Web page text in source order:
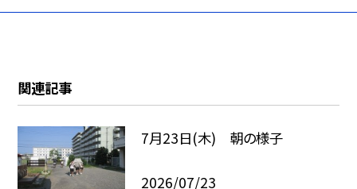
関連記事
7月23日(木) 朝の様子
2026/07/23